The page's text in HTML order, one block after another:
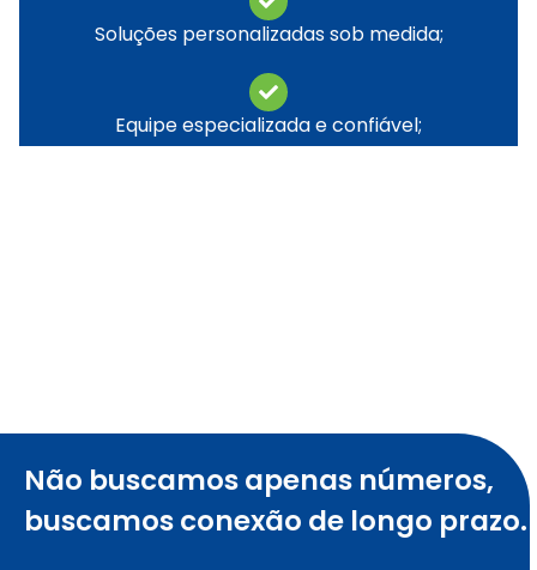
Soluções personalizadas sob medida;
Equipe especializada e confiável;
Não buscamos apenas números,
buscamos conexão de longo prazo.